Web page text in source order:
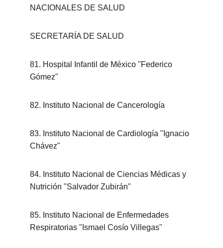
NACIONALES DE SALUD
SECRETARÍA DE SALUD
81. Hospital Infantil de México "Federico
Gómez"
82. Instituto Nacional de Cancerología
83. Instituto Nacional de Cardiología "Ignacio
Chávez"
84. Instituto Nacional de Ciencias Médicas y
Nutrición "Salvador Zubirán"
85. Instituto Nacional de Enfermedades
Respiratorias "Ismael Cosío Villegas"